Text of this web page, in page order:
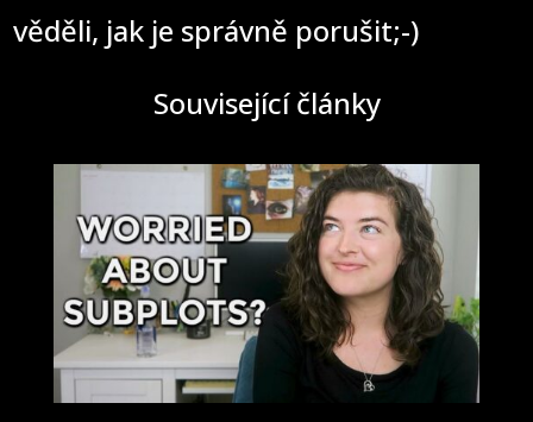
věděli, jak je správně porušit;-)
Související články